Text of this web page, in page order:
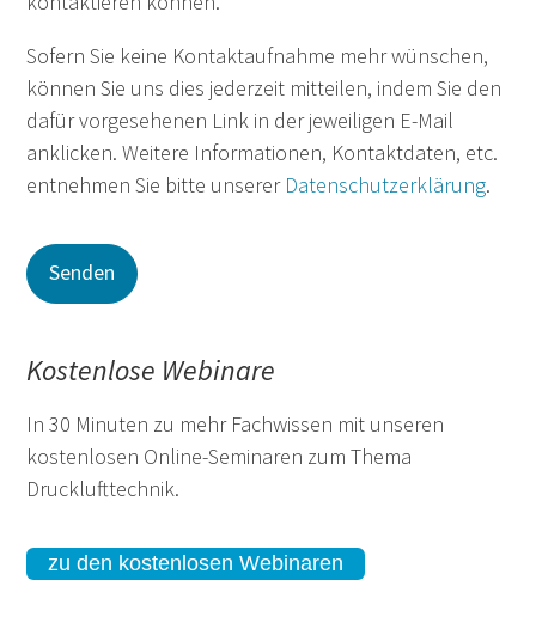
Sofern Sie keine Kontaktaufnahme mehr wünschen,
können Sie uns dies jederzeit mitteilen, indem Sie den
dafür vorgesehenen Link in der jeweiligen E-Mail
anklicken. Weitere Informationen, Kontaktdaten, etc.
entnehmen Sie bitte unserer Datenschutzerklärung.
Kostenlose Webinare
In 30 Minuten zu mehr Fachwissen mit unseren
kostenlosen Online-Seminaren zum Thema
Drucklufttechnik.
zu den kostenlosen Webinaren